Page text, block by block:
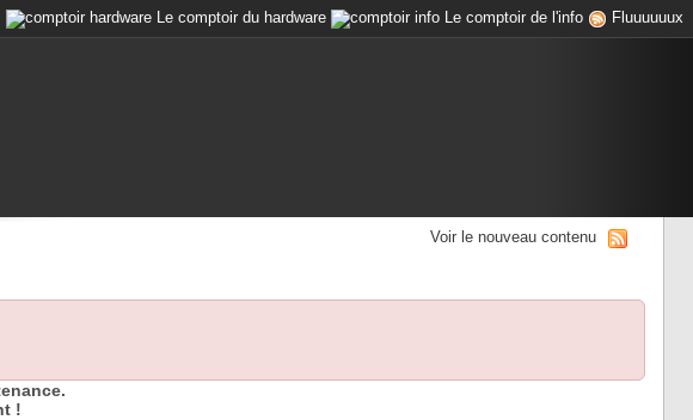
Le comptoir du hardware Le comptoir de l'info Fluuuuuux
Voir le nouveau contenu
!